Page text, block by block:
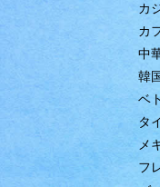
カ
カ
中
韓
ベ
タ
メ
フ